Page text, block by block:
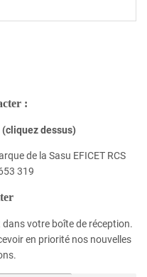
:
dessus)
de la Sasu EFICET RCS
319
votre boîte de réception.
en priorité nos nouvelles